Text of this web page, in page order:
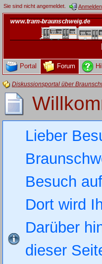
Sie sind nicht angemeldet. Anmelden
Portal Forum
Diskussionsportal über
Lieber
Besuch
Dort wird
Darüber
dieser